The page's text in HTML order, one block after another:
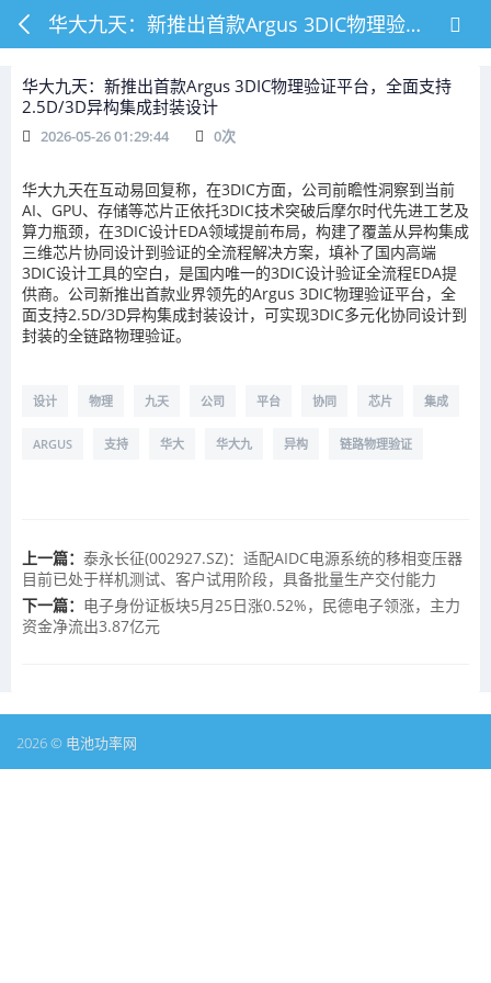
华大九天：新推出首款Argus 3DIC物理验证平台，全面支持2.5D/3D异构集成封装设计
华大九天：新推出首款Argus 3DIC物理验证平台，全面支持
2.5D/3D异构集成封装设计
2026-05-26 01:29:44 0次
华大九天在互动易回复称，在3DIC方面，公司前瞻性洞察到当前
AI、GPU、存储等芯片正依托3DIC技术突破后摩尔时代先进工艺及
算力瓶颈，在3DIC设计EDA领域提前布局，构建了覆盖从异构集成
三维芯片协同设计到验证的全流程解决方案，填补了国内高端
3DIC设计工具的空白，是国内唯一的3DIC设计验证全流程EDA提
供商。公司新推出首款业界领先的Argus 3DIC物理验证平台，全
面支持2.5D/3D异构集成封装设计，可实现3DIC多元化协同设计到
封装的全链路物理验证。
设计 物理 九天 公司 平台 协同 芯片 集成
ARGUS 支持 华大 华大九 异构 链路物理验证
上一篇： 泰永长征(002927.SZ)：适配AIDC电源系统的移相变压器
目前已处于样机测试、客户试用阶段，具备批量生产交付能力
下一篇： 电子身份证板块5月25日涨0.52%，民德电子领涨，主力
资金净流出3.87亿元
2026 © 电池功率网